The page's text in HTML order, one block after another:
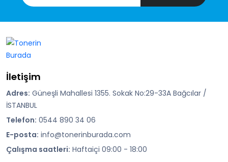
İletişim
Adres: Güneşli Mahallesi 1355. Sokak No:29-33A Bağcılar /
İSTANBUL
Telefon: 0544 890 34 06
E-posta: info@tonerinburada.com
Çalışma saatleri: Haftaiçi 09:00 - 18:00